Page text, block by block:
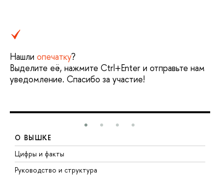
Нашли опечатку?
Выделите её, нажмите Ctrl+Enter и отправьте нам
уведомление. Спасибо за участие!
О ВЫШКЕ
Цифры и факты
Руководство и структура